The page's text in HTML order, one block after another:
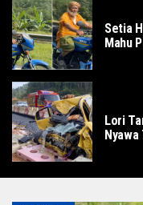
Setia
Mahu
Lori
Nyawa